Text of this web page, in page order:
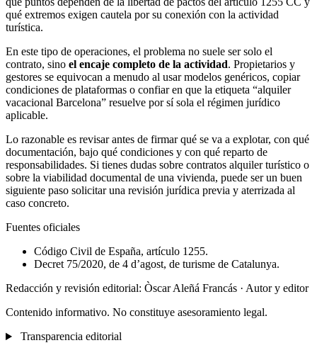
qué extremos exigen cautela por su conexión con la actividad
turística.
En este tipo de operaciones, el problema no suele ser solo el
contrato, sino el encaje completo de la actividad. Propietarios y
gestores se equivocan a menudo al usar modelos genéricos, copiar
condiciones de plataformas o confiar en que la etiqueta “alquiler
vacacional Barcelona” resuelve por sí sola el régimen jurídico
aplicable.
Lo razonable es revisar antes de firmar qué se va a explotar, con qué
documentación, bajo qué condiciones y con qué reparto de
responsabilidades. Si tienes dudas sobre contratos alquiler turístico o
sobre la viabilidad documental de una vivienda, puede ser un buen
siguiente paso solicitar una revisión jurídica previa y aterrizada al
caso concreto.
Fuentes oficiales
Código Civil de España, artículo 1255.
Decret 75/2020, de 4 d’agost, de turisme de Catalunya.
Redacción y revisión editorial: Òscar Aleñá Francás · Autor y editor
Contenido informativo. No constituye asesoramiento legal.
Transparencia editorial